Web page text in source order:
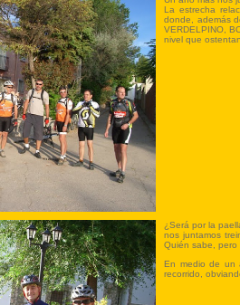
La estrecha
donde, además
VERDELPINO,
nivel que
¿Será por la
nos juntamos
Quién sabe, pero
En medio de un
recorrido,